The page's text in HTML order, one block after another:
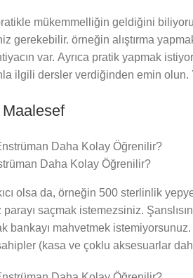
mükemmelliğin geldiğini
gerekebilir. örneğin alıştırma
var. Ayrıca pratik yapmak
ilgili dersler verdiğinden emin olun.
Daha Kolay Öğrenilir?
olsa da, örneğin 500 sterlinlik
saçmak istemezsiniz.
bankayı mahvetmek
(kasa ve çoklu aksesuarlar